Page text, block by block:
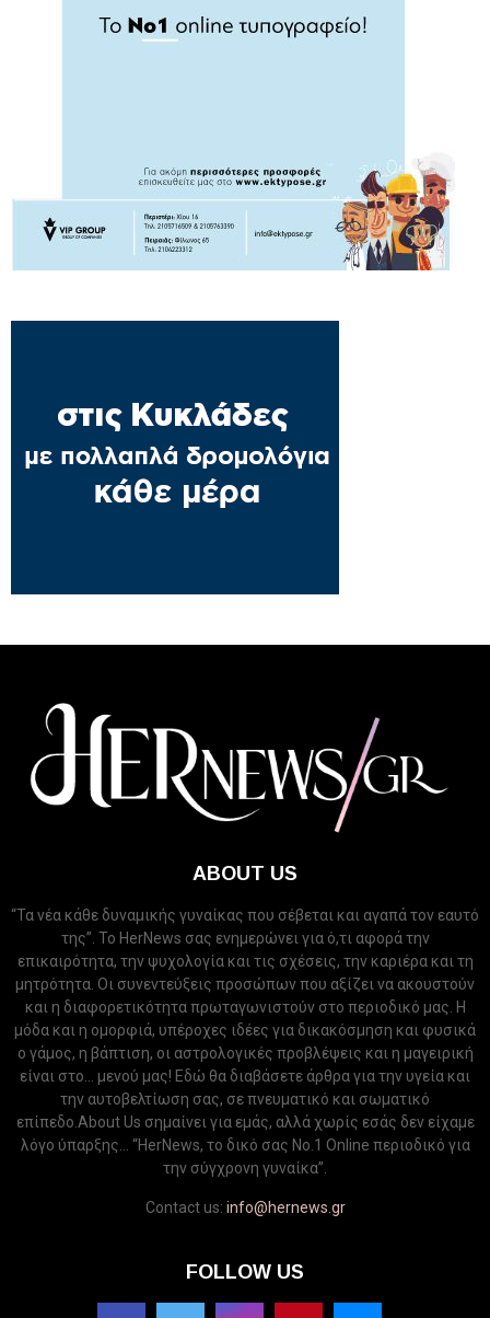
ABOUT US
“Τα νέα κάθε δυναμικής γυναίκας που σέβεται και αγαπά τον εαυτό
της”. Το HerNews σας ενημερώνει για ό,τι αφορά την
επικαιρότητα, την ψυχολογία και τις σχέσεις, την καριέρα και τη
μητρότητα. Οι συνεντεύξεις προσώπων που αξίζει να ακουστούν
και η διαφορετικότητα πρωταγωνιστούν στο περιοδικό μας. Η
μόδα και η ομορφιά, υπέροχες ιδέες για δικακόσμηση και φυσικά
ο γάμος, η βάπτιση, οι αστρολογικές προβλέψεις και η μαγειρική
είναι στο... μενού μας! Εδώ θα διαβάσετε άρθρα για την υγεία και
την αυτοβελτίωση σας, σε πνευματικό και σωματικό
επίπεδο.About Us σημαίνει για εμάς, αλλά χωρίς εσάς δεν είχαμε
λόγο ύπαρξης... “HerNews, το δικό σας Νo.1 Online περιοδικό για
την σύγχρονη γυναίκα”.
Contact us: info@hernews.gr
FOLLOW US